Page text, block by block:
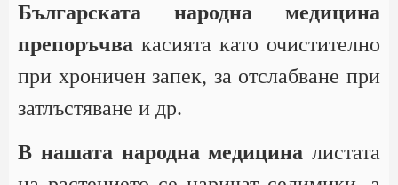
Българската народна медицина
препоръчва касията като очистително
при хроничен запек, за отслабване при
затлъстяване и др.
В нашата народна медицина листата